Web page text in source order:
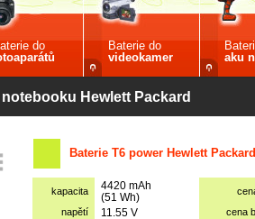
do
Baterie do
videokamer
aku
Hewlett Packard
Baterie T6 power Hewlett
kapacita
4420 mAh
(51 Wh)
napětí
11.55 V
cena